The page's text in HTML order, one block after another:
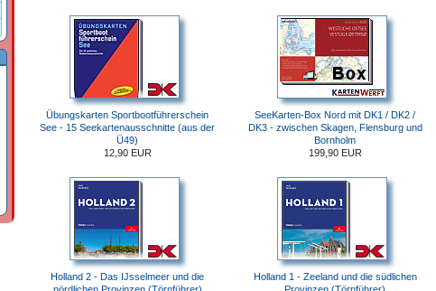
Übungskarten Sportbootführerschein
See - 15 Seekartenausschnitte (aus der
Ü49)
12,90 EUR
SeeKarten-Box Nord mit DK1 / DK2 /
DK3 - zwischen Skagen, Flensburg und
Bornholm
199,90 EUR
Holland 2 - Das IJsselmeer und die
Holland 1 - Zeeland und die südlichen